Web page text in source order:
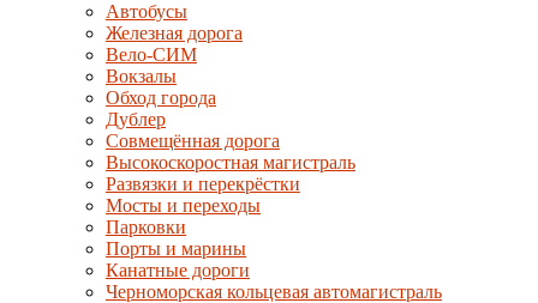
Автобусы
Железная дорога
Вело-СИМ
Вокзалы
Обход города
Дублер
Совмещённая дорога
Высокоскоростная магистраль
Развязки и перекрёстки
Мосты и переходы
Парковки
Порты и марины
Канатные дороги
Черноморская кольцевая автомагистраль